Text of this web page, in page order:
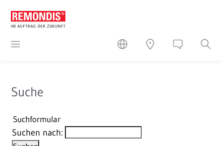
Suche
Suchformular
Suchen nach: